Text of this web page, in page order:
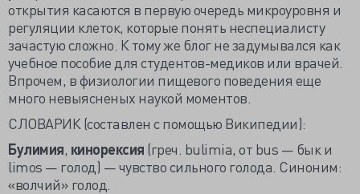
открытия касаются в первую очередь микроуровня и
регуляции клеток, которые понять неспециалисту
зачастую сложно. К тому же блог не задумывался как
учебное пособие для студентов-медиков или врачей.
Впрочем, в физиологии пищевого поведения еще
много невыясненых наукой моментов.
СЛОВАРИК (составлен с помощью Википедии):
Булимия, кинорексия (греч. bulimia, от bus — бык и
limos — голод) — чувство сильного голода. Синоним:
«волчий» голод.